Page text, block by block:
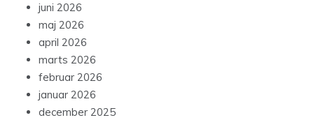
juni 2026
maj 2026
april 2026
marts 2026
februar 2026
januar 2026
december 2025